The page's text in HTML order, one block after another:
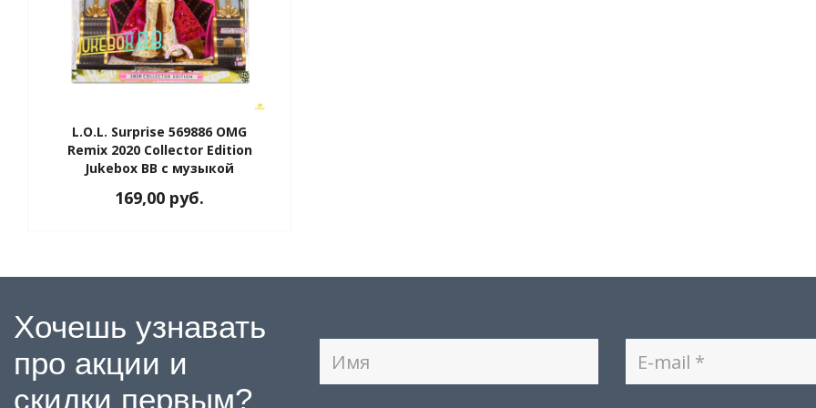
L.O.L. Surprise 569886 OMG
Remix 2020 Collector Edition
Jukebox BB с музыкой
169,00 руб.
Хочешь узнавать
про акции и
скидки первым?